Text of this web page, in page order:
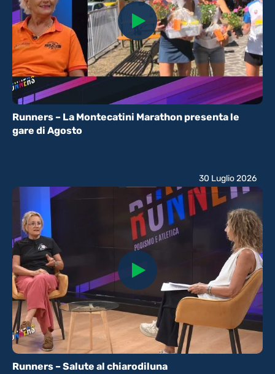
Runners – La Montecatini Marathon presenta le
gare di Agosto
Runners – Salute al chiarodiluna
30 Luglio 2026